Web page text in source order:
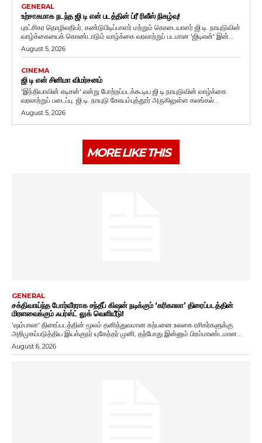
GENERAL
உற்சாகமாக நடந்த ஜி டி என் படத்தின் ப்ரீ ரிலீஸ் நிகழ்வு!
புரட்சிகர தொழிலதிபர், கண்டுபிடிப்பாளர் மற்றும் கொடையாளர் ஜி.டி. நாயுடுவின்
வாழ்க்கையைக் கொண்டாடும் வாழ்க்கை வரலாற்றுப் படமான 'ஜிடிஎன்' இன்...
August 5, 2026
CINEMA
ஜி டி என் சினிமா விமர்சனம்
'இந்தியாவின் எடிசன்' என்று போற்றப்படக்கூடிய ஜி டி நாயுடுவின் வாழ்க்கை
வரலாற்றுப் படைப்பு. ஜி.டி. நாயுடு கோயம்புத்தூர் அருகிலுள்ள கலங்கல்...
August 5, 2026
MORE LIKE THIS
GENERAL
சக்திவாய்ந்த போர்வீரராக சந்தீப் கிஷன் நடிக்கும் ‘கரிகாலா’ திரைப்படத்தின்
மிரளவைக்கும் ஃபர்ஸ்ட் லுக் வெளியீடு!
'ஷம்பாலா' திரைப்படத்தின் மூலம் தனித்துவமான கற்பனை உலகை ரசிகர்களுக்கு
அறிமுகப்படுத்திய இயக்குநர் யுகேந்தர் முனி, தற்போது இன்னும் பிரம்மாண்டமான...
August 6, 2026